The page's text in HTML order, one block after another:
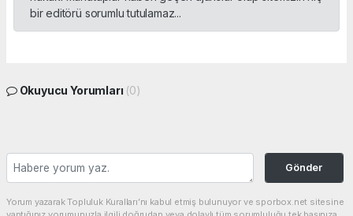
bir editörü sorumlu tutulamaz...
Okuyucu Yorumları (0)
Gönder
Yorum yazarak Topluluk Kuralları’nı kabul etmiş bulunuyor ve sporbox.net sitesine